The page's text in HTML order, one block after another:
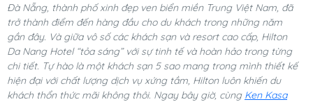
Đà Nẵng, thành phố xinh đẹp ven biển miền Trung Việt Nam, đã
trở thành điểm đến hàng đầu cho du khách trong những năm
gần đây. Và giữa vô số các khách sạn và resort cao cấp, Hilton
Da Nang Hotel “tỏa sáng” với sự tinh tế và hoàn hảo trong từng
chi tiết. Tự hào là một khách sạn 5 sao mang trong mình thiết kế
hiện đại với chất lượng dịch vụ xứng tầm, Hilton luôn khiến du
khách thổn thức mãi không thôi. Ngay bây giờ, cùng Ken Kasa